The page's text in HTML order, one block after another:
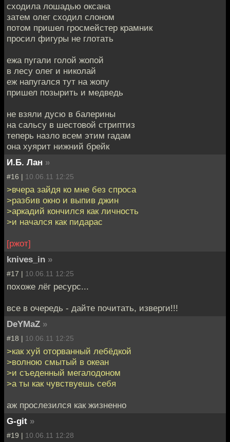
сходила лошадью оксана
затем олег сходил слоном
потом пришел гросмейстер крамник
просил фигуры не глотать
ежа пугали голой жопой
в лесу олег и николай
еж напугался тут на жопу
пришел позырить и медведь
не взяли дусю в балерины
на сальсу в шестовой стриптиз
теперь назло всем этим гадам
она хуярит нижний брейк
И.Б. Лан »
#16 | 10.06.11 12:25
>вчера зайдя ко мне без спроса
>разбив окно и выпив джин
>аркадий кончился как личность
>и начался как пидарас
[ржот]
knives_in »
#17 | 10.06.11 12:25
похоже лёг ресурс...
все в очередь - дайте почитать, изверги!!!
DeYMaZ »
#18 | 10.06.11 12:25
>как хуй оторванный лебёдкой
>волною смытый в океан
>и съеденный мегалодоном
>а ты как чувствуешь себя
аж прослезился как жизненно
G-git »
#19 | 10.06.11 12:28